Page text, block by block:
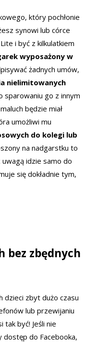
który pochłonie
synowi lub córce
i być z kilkulatkiem
wyposażony w
żadnych umów,
nielimitowanych
sparowaniu go z innym
będzie miał
umożliwi mu
do kolegi lub
na nadgarstku to
idzie samo do
się dokładnie tym,
zbędnych
dzieci zbyt dużo czasu
lub przewijaniu
tak być! Jeśli nie
dostęp do Facebooka,